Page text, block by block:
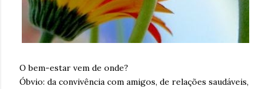
O bem-estar vem de onde?
Óbvio: da convivência com amigos, de relações saudáveis,